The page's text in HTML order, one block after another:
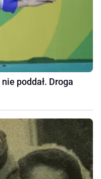
poddał. Droga